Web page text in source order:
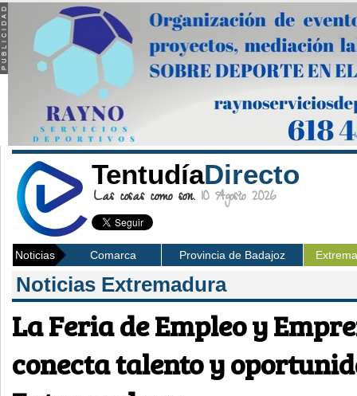
TentudíaDirecto
Las cosas como son. 10 Agosto 2026
Noticias Comarca Provincia de Badajoz
Noticias Extremadura
La Feria de Empleo y
conecta talento y